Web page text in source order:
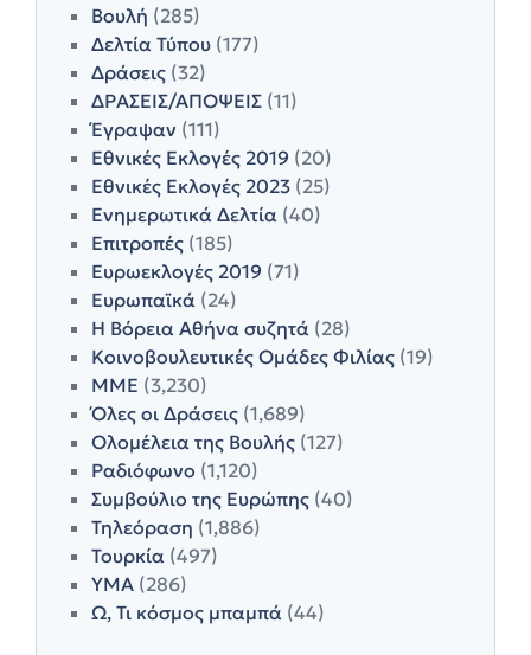
Βουλή (285)
Δελτία Τύπου (177)
Δράσεις (32)
ΔΡΑΣΕΙΣ/ΑΠΟΨΕΙΣ (11)
Έγραψαν (111)
Εθνικές Εκλογές 2019 (20)
Εθνικές Εκλογές 2023 (25)
Ενημερωτικά Δελτία (40)
Επιτροπές (185)
Ευρωεκλογές 2019 (71)
Ευρωπαϊκά (24)
Η Βόρεια Αθήνα συζητά (28)
Κοινοβουλευτικές Ομάδες Φιλίας (19)
ΜΜΕ (3,230)
Όλες οι Δράσεις (1,689)
Ολομέλεια της Βουλής (127)
Ραδιόφωνο (1,120)
Συμβούλιο της Ευρώπης (40)
Τηλεόραση (1,886)
Τουρκία (497)
ΥΜΑ (286)
Ω, Τι κόσμος μπαμπά (44)